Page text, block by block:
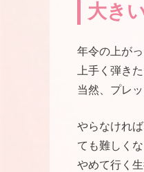
大き
年令の上が
上手く弾き
当然、プレ
やらなけれ
ても難しくな
やめて行く